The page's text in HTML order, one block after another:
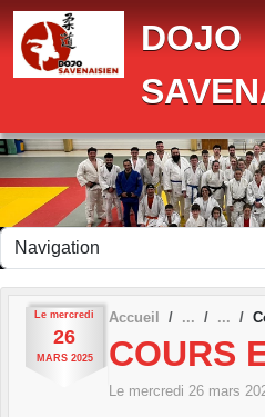
DOJO
Le mercredi
26
MARS 2025
Accueil
COURS
Le mercredi 26 mars
Panneau de gestion des cookies